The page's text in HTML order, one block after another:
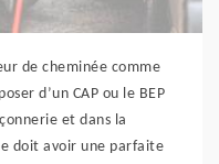
de cheminée comme
d’un CAP ou le BEP
et dans la
doit avoir une parfaite